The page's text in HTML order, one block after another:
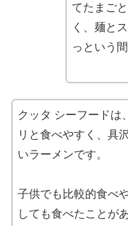
てたまご
く、麺と
っという
クッタ シーフードは
リと食べやすく、具
いラーメンです。
子供でも比較的食べ
しても食べたことが